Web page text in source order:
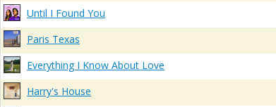
Until I Found You
Paris Texas
Everything I Know About Love
Harry's House